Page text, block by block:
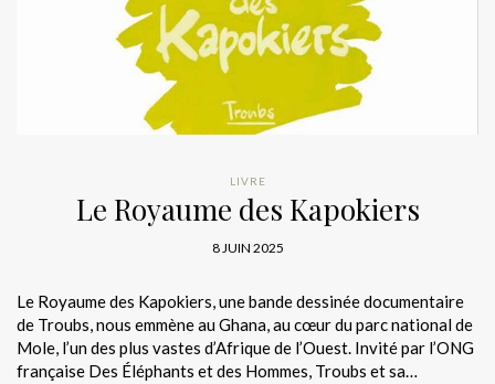
LIVRE
Le Royaume des Kapokiers
8 JUIN 2025
Le Royaume des Kapokiers, une bande dessinée documentaire
de Troubs, nous emmène au Ghana, au cœur du parc national de
Mole, l’un des plus vastes d’Afrique de l’Ouest. Invité par l’ONG
française Des Éléphants et des Hommes, Troubs et sa…